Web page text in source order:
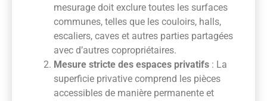
mesurage doit exclure toutes les surfaces
communes, telles que les couloirs, halls,
escaliers, caves et autres parties partagées
avec d’autres copropriétaires.
Mesure stricte des espaces privatifs : La
superficie privative comprend les pièces
accessibles de manière permanente et